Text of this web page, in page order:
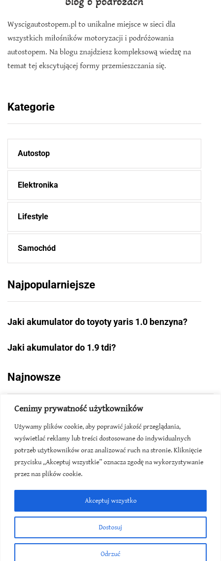
Cenimy prywatność użytkowników
Używamy plików cookie, aby poprawić jakość przeglądania,
wyświetlać reklamy lub treści dostosowane do indywidualnych
potrzeb użytkowników oraz analizować ruch na stronie. Kliknięcie
przycisku „Akceptuj wszystkie” oznacza zgodę na wykorzystywanie
przez nas plików cookie.
Dostosuj
Odrzuć
Akceptuj wszystko
Wyscigautostopem.pl to unikalne miejsce w sieci dla
wszystkich miłośników motoryzacji i podróżowania
autostopem. Na blogu znajdziesz kompleksową wiedzę na
temat tej ekscytującej formy przemieszczania się.
Kategorie
Autostop
Elektronika
Lifestyle
Samochód
Najpopularniejsze
Jaki akumulator do toyoty yaris 1.0 benzyna?
Jaki akumulator do 1.9 tdi?
Najnowsze